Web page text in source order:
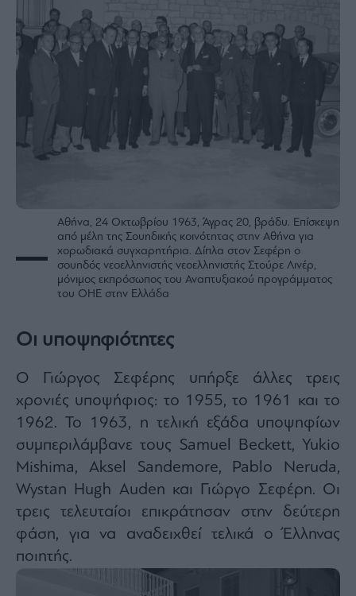
Αθήνα, 24 Οκτωβρίου 1963, Άγρας 20, βράδυ. Επίσκεψη
από μέλη της Σουηδικής κοινότητας στην Αθήνα για
χορωδιακά συγχαρητήρια. Δίπλα στον Σεφέρη ο
σουηδός νεοελληνιστής νεοελληνιστής Στούρε Λινέρ,
μόνιμος εκπρόσωπος του Αναπτυξιακού προγράμματος
του ΟΗΕ στην Ελλάδα
Οι υποψηφιότητες
Ο Γιώργος Σεφέρης υπήρξε άλλες τρεις
χρονιές υποψήφιος: το 1955, το 1961 και το
1962. Το 1963, η τελική εξάδα υποψηφίων
συμπεριλάμβανε τους Samuel Beckett, Yukio
Mishima, Aksel Sandemore, Pablo Neruda,
Wystan Hugh Auden και Γιώργο Σεφέρη. Οι
τρεις τελευταίοι επικράτησαν στην δεύτερη
φάση, για να αναδειχθεί τελικά ο Έλληνας
ποιητής.